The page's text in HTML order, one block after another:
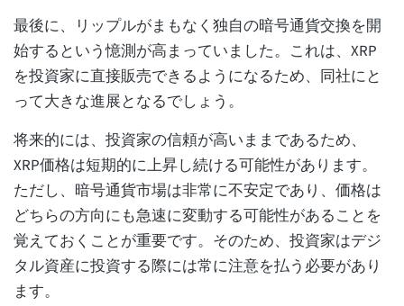
最後に、リップルがまもなく独自の暗号通貨交換を開
始するという憶測が高まっていました。これは、XRP
を投資家に直接販売できるようになるため、同社にと
って大きな進展となるでしょう。
将来的には、投資家の信頼が高いままであるため、
XRP価格は短期的に上昇し続ける可能性があります。
ただし、暗号通貨市場は非常に不安定であり、価格は
どちらの方向にも急速に変動する可能性があることを
覚えておくことが重要です。そのため、投資家はデジ
タル資産に投資する際には常に注意を払う必要があり
ます。